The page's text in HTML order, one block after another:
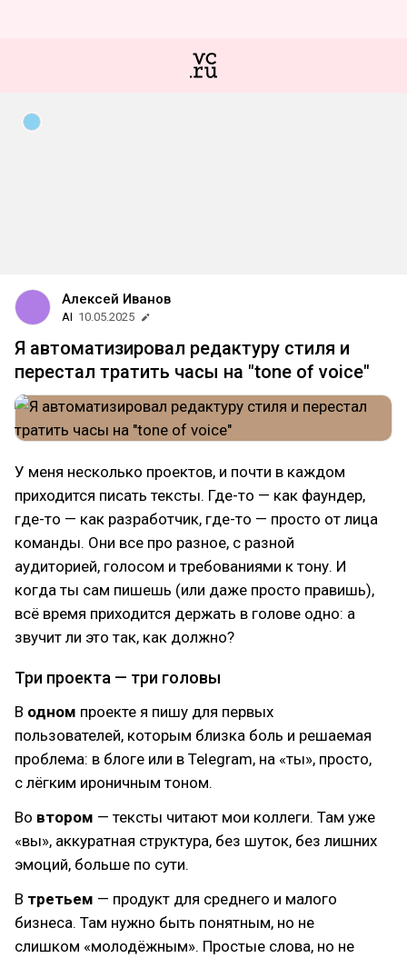
Алексей Иванов
AI 10.05.2025
Я автоматизировал редактуру стиля и
перестал тратить часы на "tone of voice"
У меня несколько проектов, и почти в каждом
приходится писать тексты. Где-то — как фаундер,
где-то — как разработчик, где-то — просто от лица
команды. Они все про разное, с разной
аудиторией, голосом и требованиями к тону. И
когда ты сам пишешь (или даже просто правишь),
всё время приходится держать в голове одно: а
звучит ли это так, как должно?
Три проекта — три головы
В одном проекте я пишу для первых
пользователей, которым близка боль и решаемая
проблема: в блоге или в Telegram, на «ты», просто,
с лёгким ироничным тоном.
Во втором — тексты читают мои коллеги. Там уже
«вы», аккуратная структура, без шуток, без лишних
эмоций, больше по сути.
В третьем — продукт для среднего и малого
бизнеса. Там нужно быть понятным, но не
слишком «молодёжным». Простые слова, но не